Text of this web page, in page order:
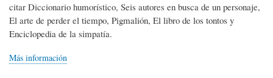
citar Diccionario humorístico, Seis autores en busca de un personaje,
El arte de perder el tiempo, Pigmalión, El libro de los tontos y
Enciclopedia de la simpatía.
Más información